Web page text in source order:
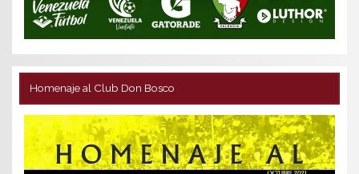
Homenaje al Club Don Bosco